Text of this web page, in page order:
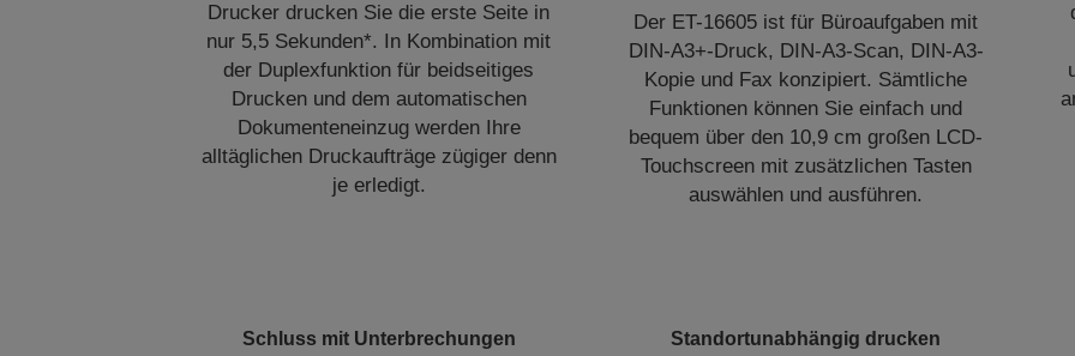
Drucker drucken Sie die erste Seite in
nur 5,5 Sekunden*. In Kombination mit
der Duplexfunktion für beidseitiges
Drucken und dem automatischen
Dokumenteneinzug werden Ihre
alltäglichen Druckaufträge zügiger denn
je erledigt.
Der ET-16605 ist für Büroaufgaben mit
DIN-A3+-Druck, DIN-A3-Scan, DIN-A3-
Kopie und Fax konzipiert. Sämtliche
Funktionen können Sie einfach und
bequem über den 10,9 cm großen LCD-
Touchscreen mit zusätzlichen Tasten
auswählen und ausführen.
Schluss mit Unterbrechungen Standortunabhängig drucken